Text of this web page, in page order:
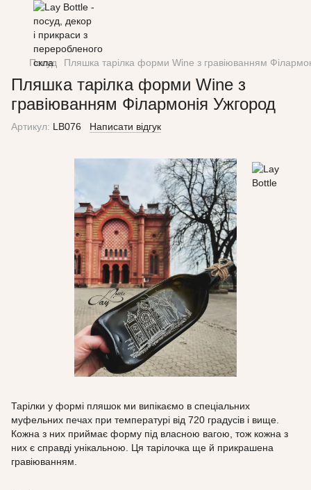
Посуд Пляшка тарілка форми Wine з гравіюванням
Пляшка тарілка форми Wine з
гравіюванням Філармонія Ужгород
Артикул: LB076 Написати відгук
Тарілки у формі пляшок ми випікаємо в спеціальних
муфельних печах при температурі від 720 градусів і вище.
Кожна з них приймає форму під власною вагою, тож кожна з
них є справді унікальною. Ця тарілочка ще й прикрашена
гравіюванням.